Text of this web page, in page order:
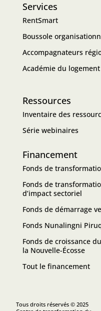
Services
RentSmart
Boussole
Accompagnateurs
Académie du
Ressources
Inventaire des
Série webinaires
Financement
Fonds de
Fonds de
d’impact sectoriel
Fonds de démarrage
Fonds Nunalingni
Fonds de croissance
la Nouvelle-Écosse
Tout le financement
Tous droits réservés © 2025